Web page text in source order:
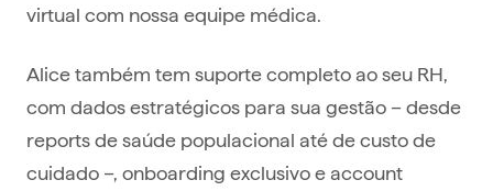
virtual com nossa equipe médica.
Alice também tem suporte completo ao seu RH,
com dados estratégicos para sua gestão – desde
reports de saúde populacional até de custo de
cuidado –, onboarding exclusivo e account